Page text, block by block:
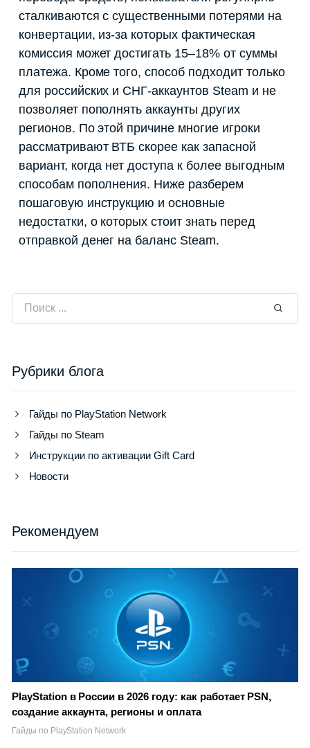
сталкиваются с существенными потерями на
конвертации, из-за которых фактическая
комиссия может достигать 15–18% от суммы
платежа. Кроме того, способ подходит только
для российских и СНГ-аккаунтов Steam и не
позволяет пополнять аккаунты других
регионов. По этой причине многие игроки
рассматривают ВТБ скорее как запасной
вариант, когда нет доступа к более выгодным
способам пополнения. Ниже разберем
пошаговую инструкцию и основные
недостатки, о которых стоит знать перед
отправкой денег на баланс Steam.
Рубрики блога
Гайды по PlayStation Network
Гайды по Steam
Инструкции по активации Gift Card
Новости
Рекомендуем
PlayStation в России в 2026 году: как работает PSN,
создание аккаунта, регионы и оплата
Гайды по PlayStation Network